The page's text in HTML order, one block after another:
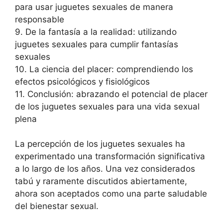
para usar juguetes sexuales de manera
responsable
9. De la fantasía a la realidad: utilizando
juguetes sexuales para cumplir fantasías
sexuales
10. La ciencia del placer: comprendiendo los
efectos psicológicos y fisiológicos
11. Conclusión: abrazando el potencial de placer
de los juguetes sexuales para una vida sexual
plena
La percepción de los juguetes sexuales ha
experimentado una transformación significativa
a lo largo de los años. Una vez considerados
tabú y raramente discutidos abiertamente,
ahora son aceptados como una parte saludable
del bienestar sexual.